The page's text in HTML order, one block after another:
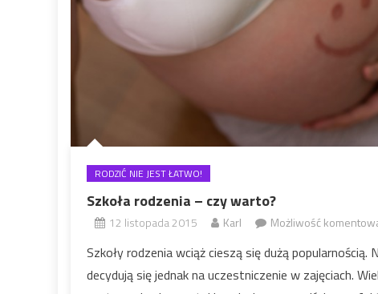
RODZIĆ NIE JEST ŁATWO!
Szkoła rodzenia – czy warto?
12 listopada 2015 Karl Możliwość
Szkoły rodzenia wciąż cieszą się dużą
decydują się jednak na uczestniczenie w zajęciach.